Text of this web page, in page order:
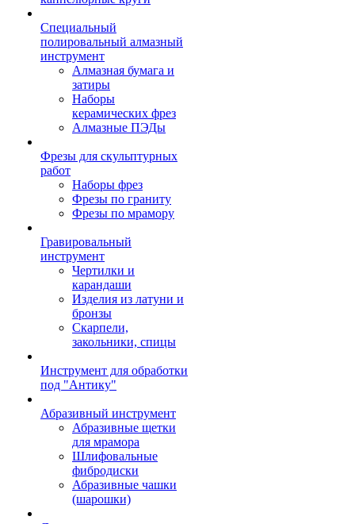
Специальный
полировальный алмазный
инструмент
Алмазная бумага и
затиры
Наборы
керамических фрез
Алмазные ПЭДы
Фрезы для скульптурных
работ
Наборы фрез
Фрезы по граниту
Фрезы по мрамору
Гравировальный
инструмент
Чертилки и
карандаши
Изделия из латуни и
бронзы
Скарпели,
закольники, спицы
Инструмент для обработки
под "Антику"
Абразивный инструмент
Абразивные щетки
для мрамора
Шлифовальные
фибродиски
Абразивные чашки
(шарошки)